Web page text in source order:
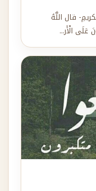
القرآنِ الكريمِ- قال اللَّهُ
عَلَى الْأَر...